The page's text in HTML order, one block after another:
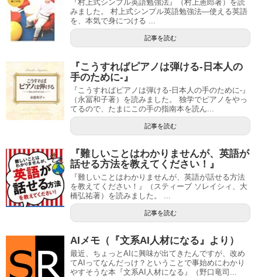
『村上式シンプル英語勉強法』（村上憲郎著）を読
みました。 村上式シンプル英語勉強法―使える英語
を、本気で身につける ...
記事を読む
『こうすればピアノは弾ける-日本人の
手のために-』
『こうすればピアノは弾ける-日本人の手のために-』
（永冨和子著）を読みました。 独学でピアノをやっ
てるので、たまにこの手の指南本を読ん...
記事を読む
『難しいことはわかりませんが、英語が
話せる方法を教えてください！』
『難しいことはわかりませんが、英語が話せる方法
を教えてください！』（スティーブ ソレイシィ、大
橋弘祐著）を読みました。 ...
記事を読む
AIメモ（『文系AI人材になる』より）
最近、ちょっとAIに興味が出てきたんですが、改め
てAIってなんだっけ？ということで事始めにわかり
やすそうな本『文系AI人材になる』（野口竜司...